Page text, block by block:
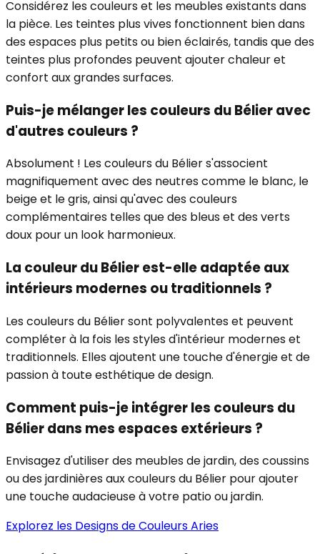
Considérez les couleurs et les meubles existants dans
la pièce. Les teintes plus vives fonctionnent bien dans
des espaces plus petits ou bien éclairés, tandis que des
teintes plus profondes peuvent ajouter chaleur et
confort aux grandes surfaces.
Puis-je mélanger les couleurs du Bélier avec
d'autres couleurs ?
Absolument ! Les couleurs du Bélier s'associent
magnifiquement avec des neutres comme le blanc, le
beige et le gris, ainsi qu'avec des couleurs
complémentaires telles que des bleus et des verts
doux pour un look harmonieux.
La couleur du Bélier est-elle adaptée aux
intérieurs modernes ou traditionnels ?
Les couleurs du Bélier sont polyvalentes et peuvent
compléter à la fois les styles d'intérieur modernes et
traditionnels. Elles ajoutent une touche d'énergie et de
passion à toute esthétique de design.
Comment puis-je intégrer les couleurs du
Bélier dans mes espaces extérieurs ?
Envisagez d'utiliser des meubles de jardin, des coussins
ou des jardinières aux couleurs du Bélier pour ajouter
une touche audacieuse à votre patio ou jardin.
Explorez les Designs de Couleurs Aries